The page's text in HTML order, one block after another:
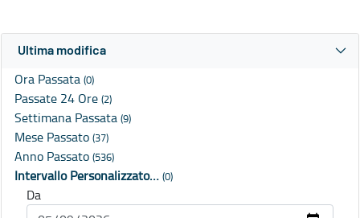
Ultima modifica
Ora Passata (0)
Passate 24 Ore (2)
Settimana Passata (9)
Mese Passato (37)
Anno Passato (536)
Intervallo Personalizzato… (0)
Da